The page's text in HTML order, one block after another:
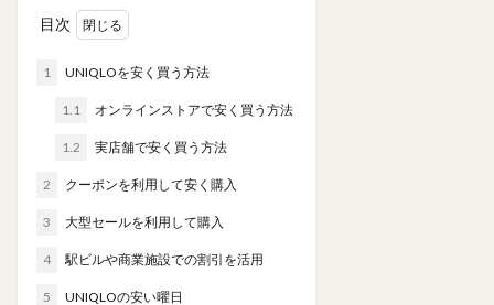
目次
1 UNIQLOを安く買う方法
1.1 オンラインストアで安く買う方法
1.2 実店舗で安く買う方法
2 クーポンを利用して安く購入
3 大型セールを利用して購入
4 駅ビルや商業施設での割引を活用
5 UNIQLOの安い曜日